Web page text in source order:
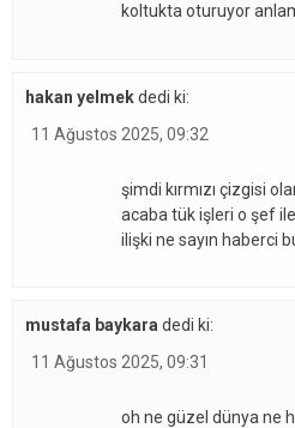
koltukta oturuyor
hakan yelmekdedi ki:
11 Ağustos 2025, 09:32
şimdi kırmızı çizgisi
acaba tük işleri o şef
ilişki ne sayın haberci
mustafa baykara dedi ki:
11 Ağustos 2025, 09:31
oh ne güzel dünya ne